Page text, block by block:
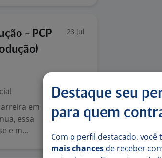
- PCP
23 jul
em
essa
e m...
Destaque seu
para quem
Com o perfil destacado, você
mais chances de receber